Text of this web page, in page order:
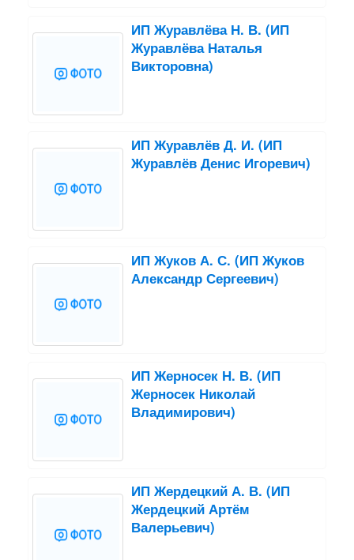
ИП Журавлёва Н. В. (ИП
Журавлёва Наталья
Викторовна)
ИП Журавлёв Д. И. (ИП
Журавлёв Денис Игоревич)
ИП Жуков А. С. (ИП Жуков
Александр Сергеевич)
ИП Жерносек Н. В. (ИП
Жерносек Николай
Владимирович)
ИП Жердецкий А. В. (ИП
Жердецкий Артём
Валерьевич)